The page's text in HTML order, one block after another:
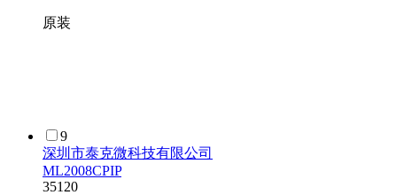
原装
9
深圳市泰克微科技有限公司
ML2008CPIP
35120